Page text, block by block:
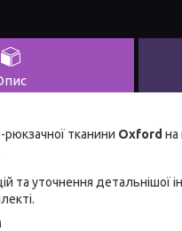
рюкзачної тканини Oxford на
та уточнення детальнішої